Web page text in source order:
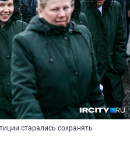
старались сохранять